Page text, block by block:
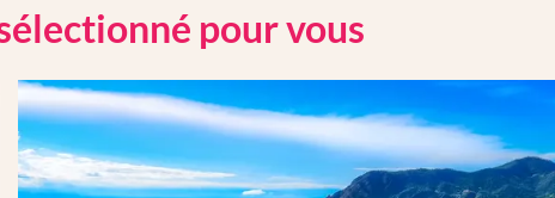
pour vous